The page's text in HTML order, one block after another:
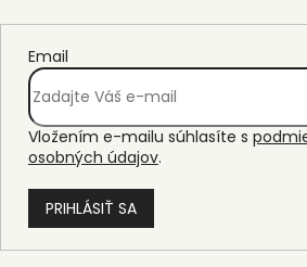
Email
Vložením e-mailu súhlasíte s
osobných údajov.
PRIHLÁSIŤ SA